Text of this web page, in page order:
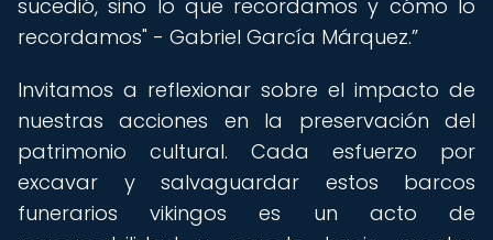
sucedió, sino lo que recordamos y cómo lo
recordamos" - Gabriel García Márquez.
Invitamos a reflexionar sobre el impacto de
nuestras acciones en la preservación del
patrimonio cultural. Cada esfuerzo por
excavar y salvaguardar estos barcos
funerarios vikingos es un acto de